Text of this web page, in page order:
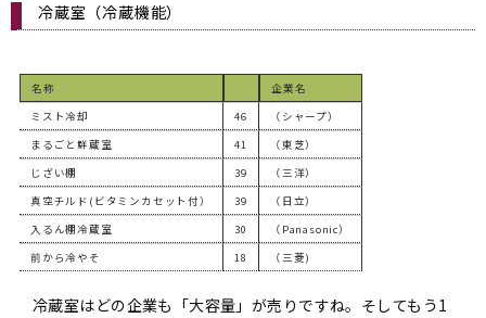
冷蔵室（冷蔵機能）
名称
企業名
ミスト冷却
46
（シャープ）
まるごと鮮蔵室
41
（東芝）
じざい棚
39
（三洋）
真空チルド(ビタミンカセット付）
39
（日立）
入るん棚冷蔵室
30
（Panasonic）
前から冷やそ
18 （三菱)
冷蔵室はどの企業も「大容量」が売りですね。そしてもう1